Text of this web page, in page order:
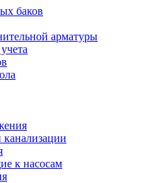
баков
арматуры
к насосам